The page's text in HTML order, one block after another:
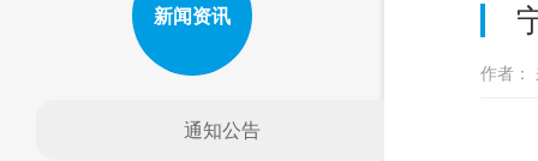
新闻资讯
通知公告
作者：